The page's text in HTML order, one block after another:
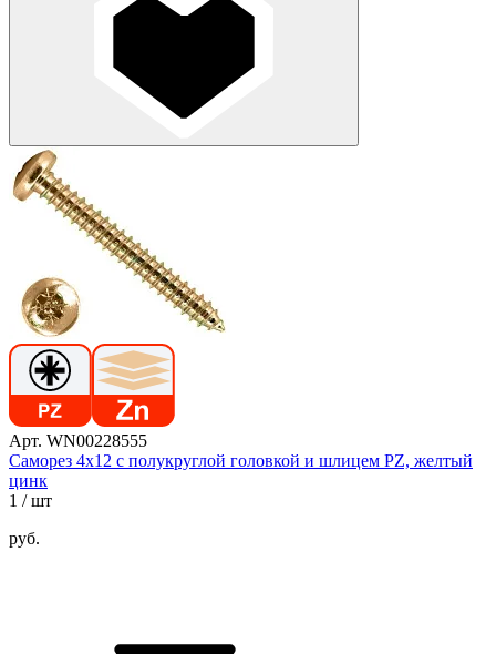
Арт. WN00228555
Саморез 4х12 с полукруглой головкой и шлицем PZ, желтый
цинк
1 / шт
руб.